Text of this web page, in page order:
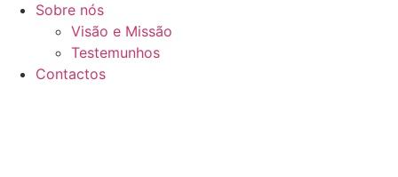
Sobre nós
Visão e Missão
Testemunhos
Contactos